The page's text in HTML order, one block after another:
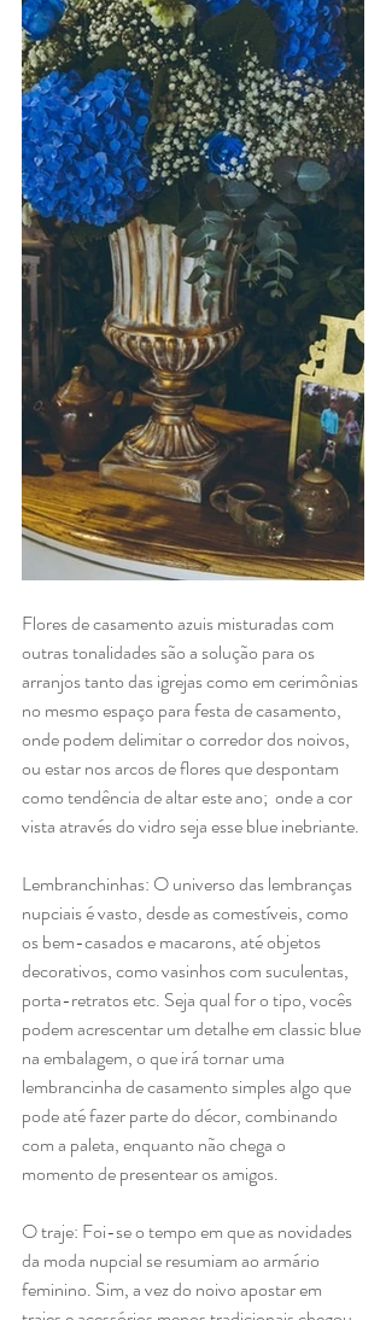
Flores de casamento azuis misturadas com
outras tonalidades são a solução para os
arranjos tanto das igrejas como em cerimônias
no mesmo espaço para festa de casamento,
onde podem delimitar o corredor dos noivos,
ou estar nos arcos de flores que despontam
como tendência de altar este ano;  onde a cor
vista através do vidro seja esse blue inebriante.
Lembranchinhas: O universo das lembranças
nupciais é vasto, desde as comestíveis, como
os bem-casados e macarons, até objetos
decorativos, como vasinhos com suculentas,
porta-retratos etc. Seja qual for o tipo, vocês
podem acrescentar um detalhe em classic blue
na embalagem, o que irá tornar uma
lembrancinha de casamento simples algo que
pode até fazer parte do décor, combinando
com a paleta, enquanto não chega o
momento de presentear os amigos.
O traje: Foi-se o tempo em que as novidades
da moda nupcial se resumiam ao armário
feminino. Sim, a vez do noivo apostar em